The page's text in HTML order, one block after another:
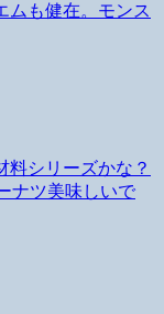
ムも健在。モンス
シリーズかな？
ナツ美味しいで